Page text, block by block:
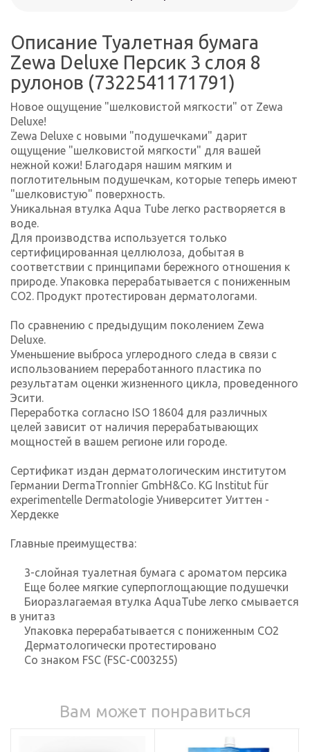
Описание Туалетная бумага
Zewa Deluxe Персик 3 слоя 8
рулонов (7322541171791)
Новое ощущение "шелковистой мягкости" от Zewa
Deluxe!
Zewa Deluxe с новыми "подушечками" дарит
ощущение "шелковистой мягкости" для вашей
нежной кожи! Благодаря нашим мягким и
поглотительным подушечкам, которые теперь имеют
"шелковистую" поверхность.
Уникальная втулка Aqua Tube легко растворяется в
воде.
Для производства используется только
сертифицированная целлюлоза, добытая в
соответствии с принципами бережного отношения к
природе. Упаковка перерабатывается с пониженным
CO2. Продукт протестирован дерматологами.
По сравнению с предыдущим поколением Zewa
Deluxe.
Уменьшение выброса углеродного следа в связи с
использованием переработанного пластика по
результатам оценки жизненного цикла, проведенного
Эсити.
Переработка согласно ISO 18604 для различных
целей зависит от наличия перерабатывающих
мощностей в вашем регионе или городе.
Сертификат издан дерматологическим институтом
Германии DermaTronnier GmbH&Co. KG Institut für
experimentelle Dermatologie Университет Уиттен -
Хердекке
Главные преимущества:
3-слойная туалетная бумага с ароматом персика
Еще более мягкие суперпоглощающие подушечки
Биоразлагаемая втулка AquaTube легко смывается
в унитаз
Упаковка перерабатывается с пониженным CO2
Дерматологически протестировано
Со знаком FSC (FSC-C003255)
Вам может понравиться